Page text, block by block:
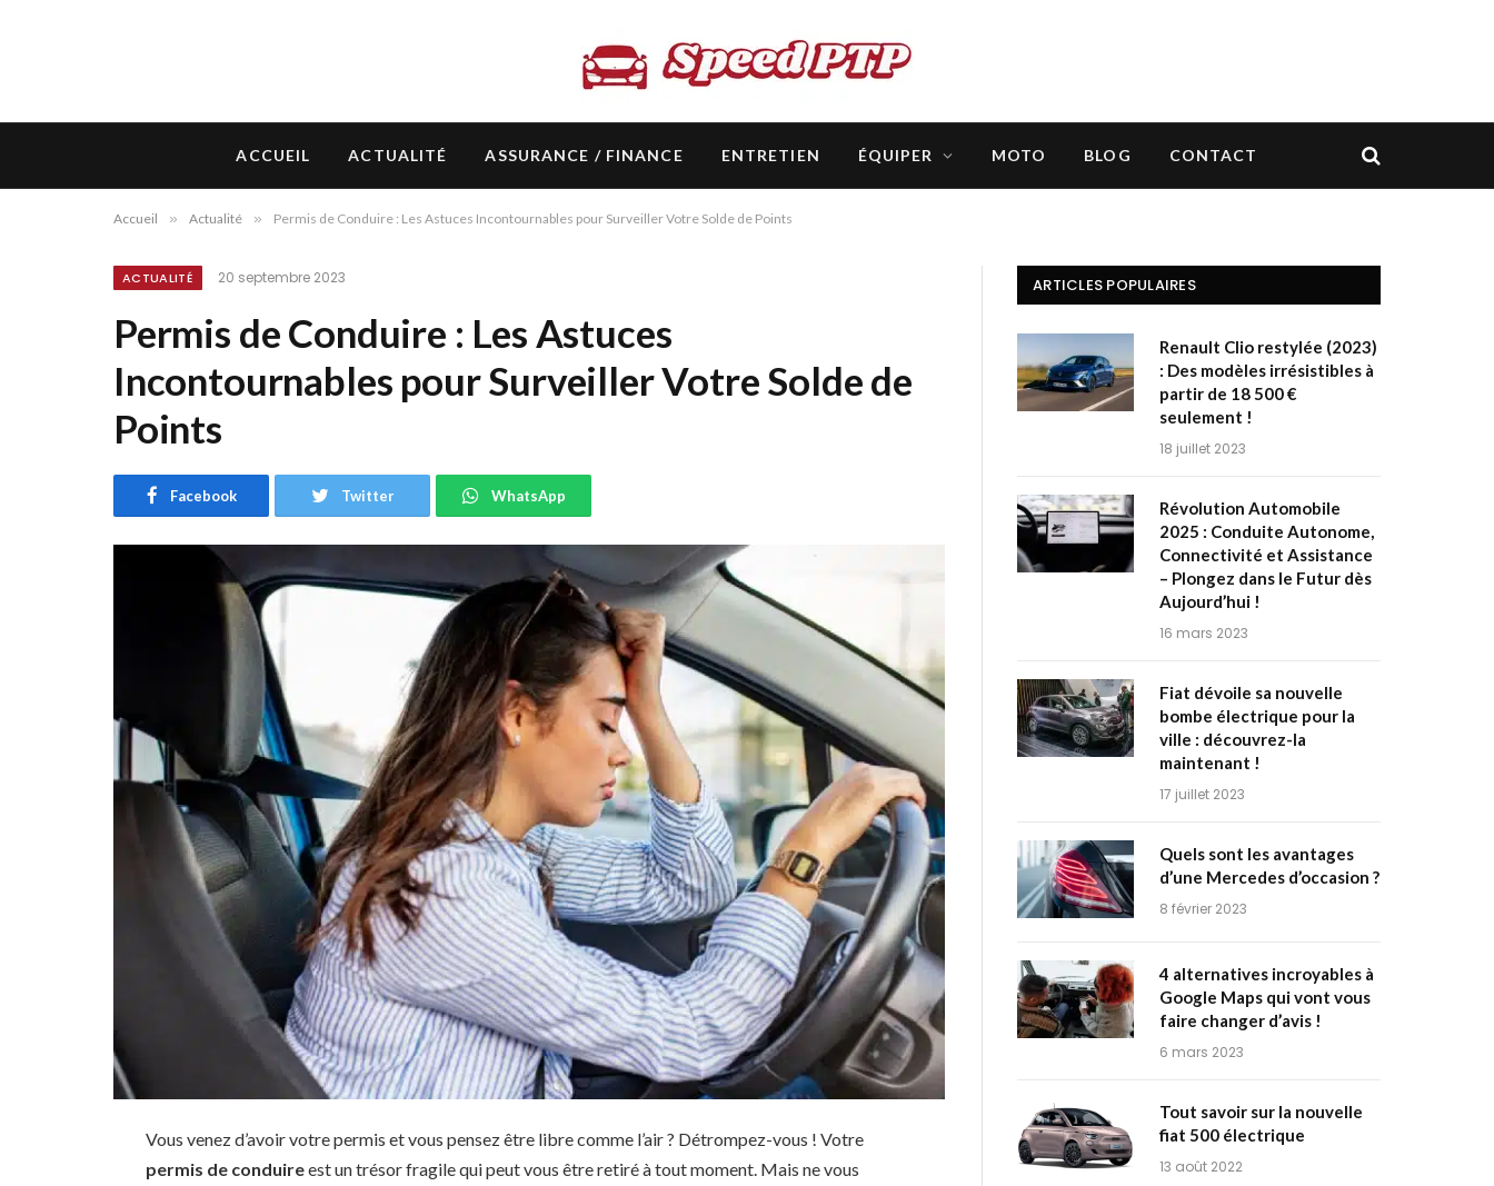
ACCUEIL ACTUALITÉ ASSURANCE / FINANCE ENTRETIEN ÉQUIPER MOTO BLOG CONTACT
Accueil » Actualité » Permis de Conduire : Les Astuces Incontournables pour Surveiller Votre Solde de Points
ACTUALITÉ 20 septembre 2023
Permis de Conduire : Les Astuces
Incontournables pour Surveiller Votre Solde de
Points
Facebook Twitter WhatsApp
Vous venez d’avoir votre permis et vous pensez être libre comme l’air ? Détrompez-vous ! Votre
permis de conduireest un trésor fragile qui peut vous être retiré à tout moment. Mais ne vous
ARTICLES POPULAIRES
Renault Clio restylée (2023)
: Des modèles irrésistibles à
partir de 18 500 €
seulement !
18 juillet 2023
Révolution Automobile
2025 : Conduite Autonome,
Connectivité et Assistance
– Plongez dans le Futur dès
Aujourd’hui !
16 mars 2023
Fiat dévoile sa nouvelle
bombe électrique pour la
ville : découvrez-la
maintenant !
17 juillet 2023
Quels sont les avantages
d’une Mercedes d’occasion ?
8 février 2023
4 alternatives incroyables à
Google Maps qui vont vous
faire changer d’avis !
6 mars 2023
Tout savoir sur la nouvelle
fiat 500 électrique
13 août 2022